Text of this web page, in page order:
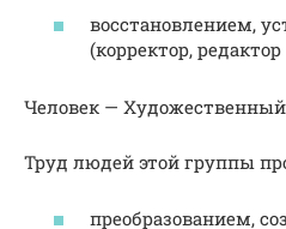
восстановлением,
(корректор,
Человек —
Труд людей этой группы
преобразованием,